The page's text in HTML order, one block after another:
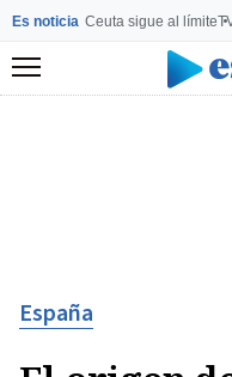
Es noticia Ceuta sigue al límite
Menú
España